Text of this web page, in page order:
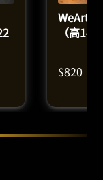
（高14
$820